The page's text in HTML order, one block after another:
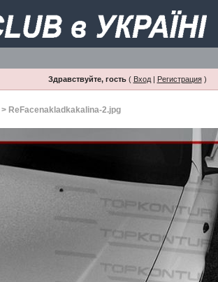
Здравствуйте, гость( Вход| Регистрация)
> ReFacenakladkakalina-2.jpg